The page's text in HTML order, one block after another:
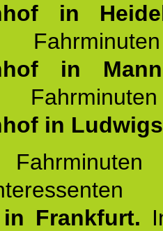
in
in
in
Frankfurt.